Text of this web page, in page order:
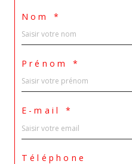
Nom *
Prénom *
E-mail *
Téléphone